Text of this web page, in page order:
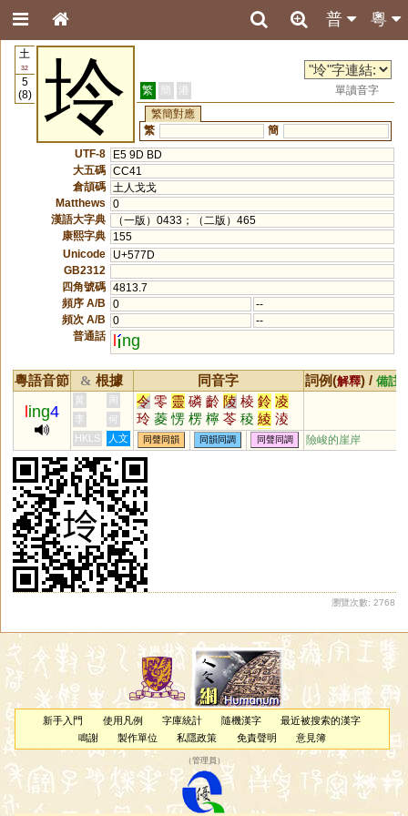
粵
普
土
32
5
(8)
坽 繁 簡 港
單讀音字
繁簡對應
繁
簡
UTF-8
E5 9D BD
大五碼 CC41
倉頡碼
土人戈戈
Matthews
0
漢語大字典
（一版）0433；（二版）465
康熙字典
155
Unicode
U+577D
GB2312
四角號碼 4813.7
頻序 A/B
0
--
頻次 A/B
0
--
普通話
l ng
粵語音節 & 根據 同音字 詞例(解釋) / 備註
ling4
黃 周 令 零 靈 磷 齡 陵 棱 鈴 凌
玲 菱 愣 楞 檸 苓 稜 綾 淩
伶 翎 聆 泠 鯪 拎 羚 笭 柃
舲 囹 欞 蛉 酃 崚 橈 醽 呤
薐
彾
皊
李
何
HKLS
人文 同聲同韻 同韻同調 同聲同調 險峻的崖岸
瀏覽次數: 2768
新手入門 使用凡例 字庫統計 隨機漢字
最近被搜索的漢字
鳴謝
製作單位 私隱政策 免責聲明 意見簿
（管理員 ）